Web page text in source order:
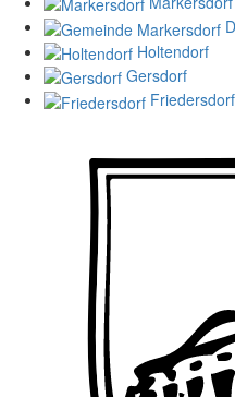
Holtendorf
Gersdorf
Friedersdorf